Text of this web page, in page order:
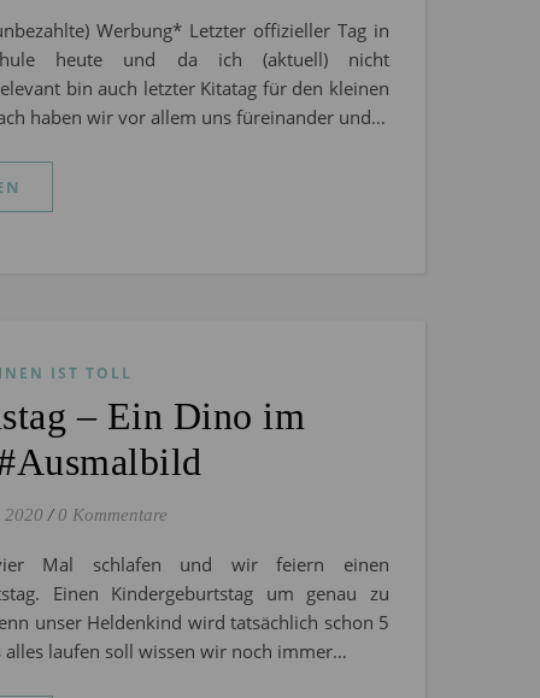
Werbung* Letzter offizieller Tag in
heute und da ich (aktuell) nicht
bin auch letzter Kitatag für den kleinen
haben wir vor allem uns füreinander und…
IST TOLL
– Ein Dino im
2020 / 0 Kommentare
Mal schlafen und wir feiern einen
Einen Kindergeburtstag um genau zu
unser Heldenkind wird tatsächlich schon 5
alles laufen soll wissen wir noch immer…